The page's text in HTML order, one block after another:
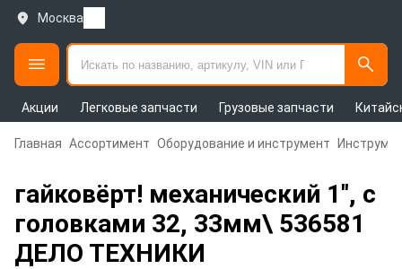
Москва
Акции Легковые запчасти Грузовые запчасти
Главная Ассортимент Оборудование и инструмент
гайковёрт! механический 1'', с
головками 32, 33мм\ 536581
ДЕЛО ТЕХНИКИ